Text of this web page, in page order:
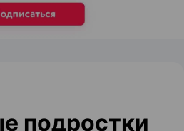
подростки